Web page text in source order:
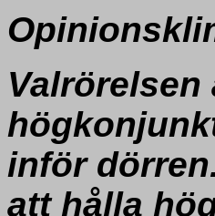
inför
att hålla